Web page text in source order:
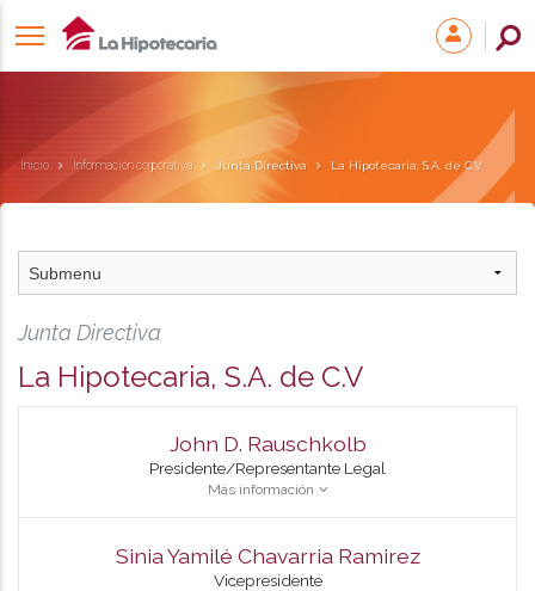
Inicio Información corporativa Junta Directiva La Hipotecaria, S.A. de C.V
Junta Directiva
La Hipotecaria, S.A. de C.V
John D. Rauschkolb
Presidente/Representante Legal
Más información
Sinia Yamilé Chavarria Ramirez
Vicepresidente